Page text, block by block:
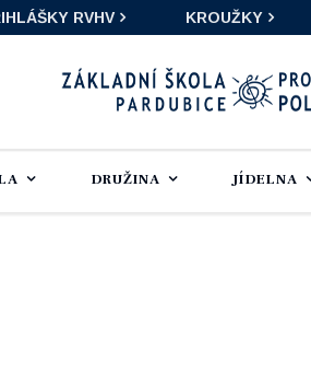
RVHV KROUŽKY
DRUŽINA JÍDELNA